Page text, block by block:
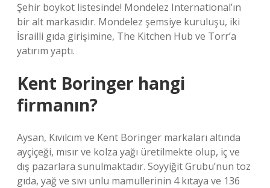
Şehir boykot listesinde! Mondelez International’ın
bir alt markasıdır. Mondelez şemsiye kuruluşu, iki
İsrailli gıda girişimine, The Kitchen Hub ve Torr’a
yatırım yaptı.
Kent Boringer hangi
firmanın?
Aysan, Kıvılcım ve Kent Boringer markaları altında
ayçiçeği, mısır ve kolza yağı üretilmekte olup, iç ve
dış pazarlara sunulmaktadır. Soyyiğit Grubu’nun toz
gıda, yağ ve sıvı unlu mamullerinin 4 kıtaya ve 136